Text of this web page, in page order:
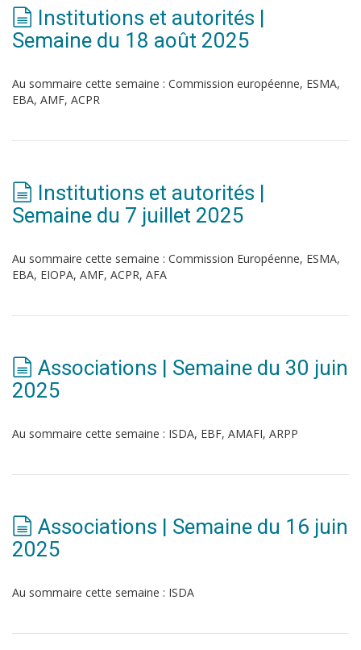
Institutions et autorités |
Semaine du 18 août 2025
Au sommaire cette semaine : Commission européenne, ESMA,
EBA, AMF, ACPR
Institutions et autorités |
Semaine du 7 juillet 2025
Au sommaire cette semaine : Commission Européenne, ESMA,
EBA, EIOPA, AMF, ACPR, AFA
Associations | Semaine du 30 juin
2025
Au sommaire cette semaine : ISDA, EBF, AMAFI, ARPP
Associations | Semaine du 16 juin
2025
Au sommaire cette semaine : ISDA